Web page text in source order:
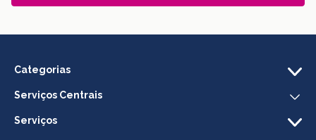
Categorias
Serviços Centrais
Serviços